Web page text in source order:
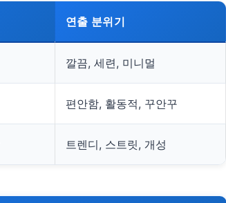
연출 분위기
깔끔, 세련, 미니멀
편안함, 활동적, 꾸안꾸
트렌디, 스트릿, 개성